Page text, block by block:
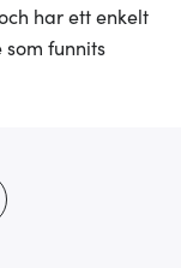
har ett enkelt
funnits